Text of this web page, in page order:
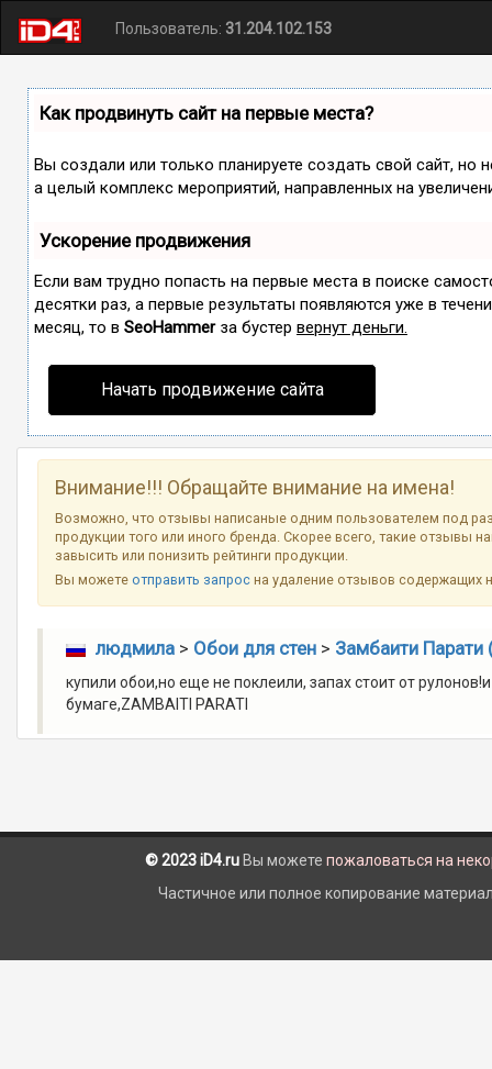
Пользователь: 31.204.102.153
Как продвинуть сайт на первые места?
Вы создали или только планируете создать свой сайт, но
а целый комплекс мероприятий, направленных на
Ускорение продвижения
Если вам трудно попасть на первые места в поиске
десятки раз, а первые результаты появляются уже в
месяц, то в SeoHammerза бустер вернут деньги.
Начать продвижение сайта
Внимание!!! Обращайте внимание на имена!
Возможно, что отзывы написаные одним пользователем под
продукции того или иного бренда. Скорее всего, такие отзывы
завысить или понизить рейтинги продукции.
Вы можетеотправить запрос на удаление отзывов
людмила> Обои для стен> Замбаити Парати
купили обои,но еще не поклеили, запах стоит от
бумаге,ZAMBAITI PARATI
© 2023 iD4.ru Вы можете пожаловаться на
Частичное или полное копирование